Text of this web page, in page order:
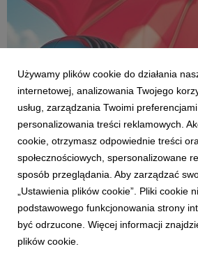
AKTUALNOŚCI
Lato w Radiu ZET
26 czerwca 2026
Jak co roku Radio ZET przygotowało na
akcji antenowych i wydarzeń
się: „Wakacyjne bingo w Radiu ZET”,
Używamy plików cookie do działania
internetowej, analizowania Twojego
usług, zarządzania Twoimi
personalizowania treści reklamowych.
cookie, otrzymasz odpowiednie treści
społecznościowych, spersonalizowane
sposób przeglądania. Aby zarządzać
„Ustawienia plików cookie”. Pliki cookie
podstawowego funkcjonowania strony
być odrzucone. Więcej informacji
plików cookie.